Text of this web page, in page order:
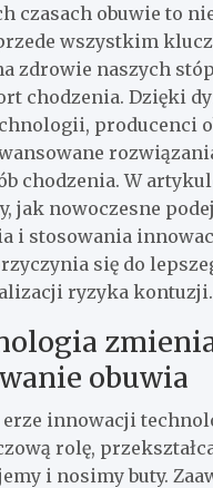
czasach obuwie to
wszystkim
zdrowie naszych
chodzenia. Dzięki
producenci
chodzenia. W
jak nowoczesne
i stosowania
się do
ryzyka kontuzji.
obuwia
innowacji
rolę,
i nosimy buty.